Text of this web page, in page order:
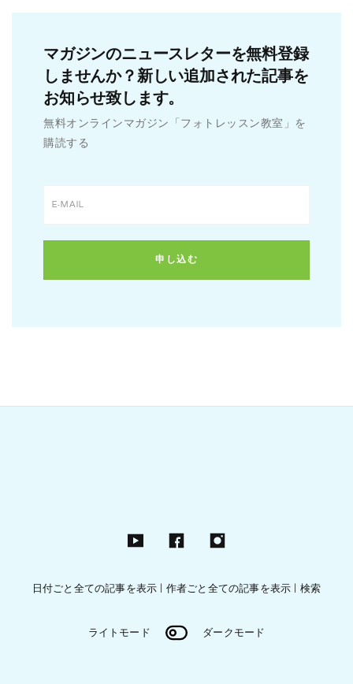
マガジンのニュースレターを無料登録
しませんか？新しい追加された記事を
お知らせ致します。
無料オンラインマガジン「フォトレッスン教室」を
購読する
日付ごと全ての記事を表示 作者ごと全ての記事を表示 検索
ライトモード ダークモード